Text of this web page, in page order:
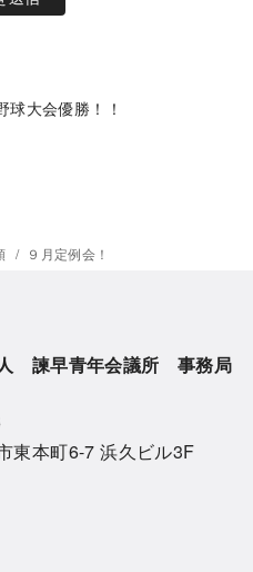
球大会優勝！！
９月定例会！
諫早青年会議所 事務局
東本町6-7 浜久ビル3F